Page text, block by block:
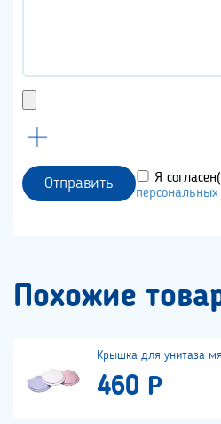
Отправить Я
Похожие
Крышка для унитаза
460 Р